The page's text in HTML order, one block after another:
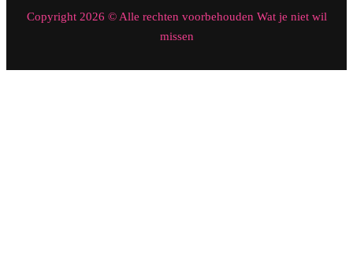
Copyright 2026 © Alle rechten voorbehouden Wat je niet wil
missen